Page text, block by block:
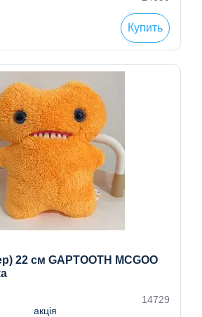
Купить
22 см GAPTOOTH MCGOO
14729
акція